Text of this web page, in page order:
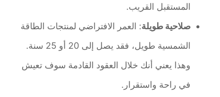
المستقبل القريب.
صلاحية طويلة: العمر الافتراضي لمنتجات الطاقة
الشمسية طويل، فقد يصل إلى 20 أو 25 سنة.
وهذا يعني أنك خلال العقود القادمة سوف تعيش
في راحة واستقرار.